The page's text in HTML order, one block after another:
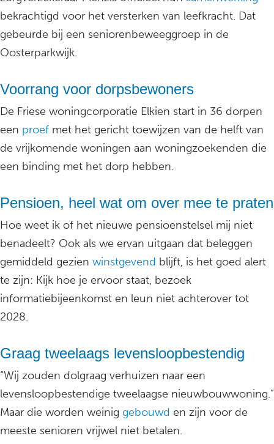
bekrachtigd voor het versterken van leefkracht. Dat
gebeurde bij een seniorenbeweeggroep in de
Oosterparkwijk.
Voorrang voor dorpsbewoners
De Friese woningcorporatie Elkien start in 36 dorpen
een proef met het gericht toewijzen van de helft van
de vrijkomende woningen aan woningzoekenden die
een binding met het dorp hebben.
Pensioen, heel wat om over mee te praten
Hoe weet ik of het nieuwe pensioenstelsel mij niet
benadeelt? Ook als we ervan uitgaan dat beleggen
gemiddeld gezien winstgevend blijft, is het goed alert
te zijn: Kijk hoe je ervoor staat, bezoek
informatiebijeenkomst en leun niet achterover tot
2028.
Graag tweelaags levensloopbestendig
“Wij zouden dolgraag verhuizen naar een
levensloopbestendige tweelaagse nieuwbouwwoning.”
Maar die worden weinig gebouwd en zijn voor de
meeste senioren vrijwel niet betalen.